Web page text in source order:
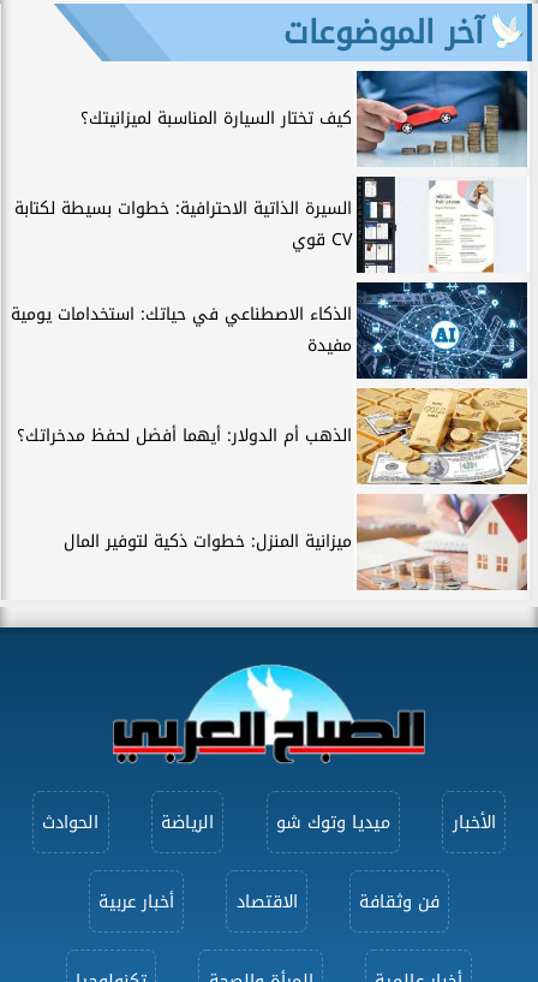
آخر الموضوعات
كيف تختار السيارة المناسبة لميزانيتك؟
السيرة الذاتية الاحترافية: خطوات بسيطة لكتابة
CV قوي
الذكاء الاصطناعي في حياتك: استخدامات يومية
مفيدة
الذهب أم الدولار: أيهما أفضل لحفظ مدخراتك؟
ميزانية المنزل: خطوات ذكية لتوفير المال
الأخبار ميديا وتوك شو الرياضة الحوادث
فن وثقافة الاقتصاد أخبار عربية